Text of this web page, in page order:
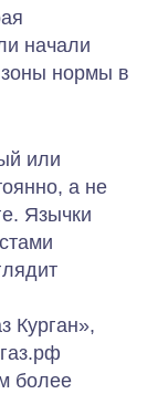
начали
зоны нормы в
или
а не
Язычки
Курган»,
более